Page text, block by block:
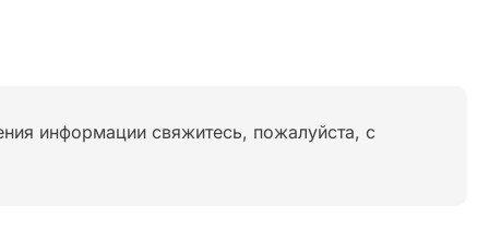
информации свяжитесь, пожалуйста, с